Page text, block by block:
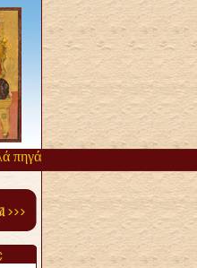
από την αργοπορία